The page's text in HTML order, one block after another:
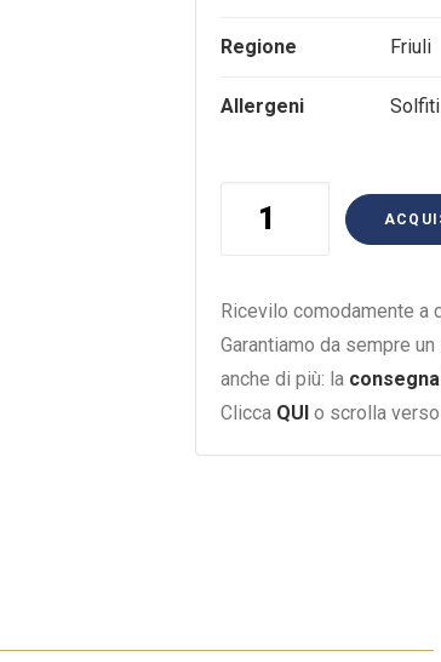
Regione Friuli
Allergeni Solfiti
Rosso
75Cl
quantità
Ricevilo comodamente a
Garantiamo da sempre
anche di più: la consegna
Clicca QUI o scrolla